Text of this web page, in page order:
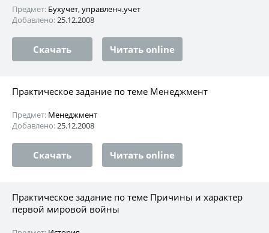
Предмет: Бухучет, управленч.учет
Добавлено:25.12.2008
Скачать Читать online
Практическое задание по теме Менеджмент
Предмет: Менеджмент
Добавлено:25.12.2008
Скачать Читать online
Практическое задание по теме Причины и характер
первой мировой войны